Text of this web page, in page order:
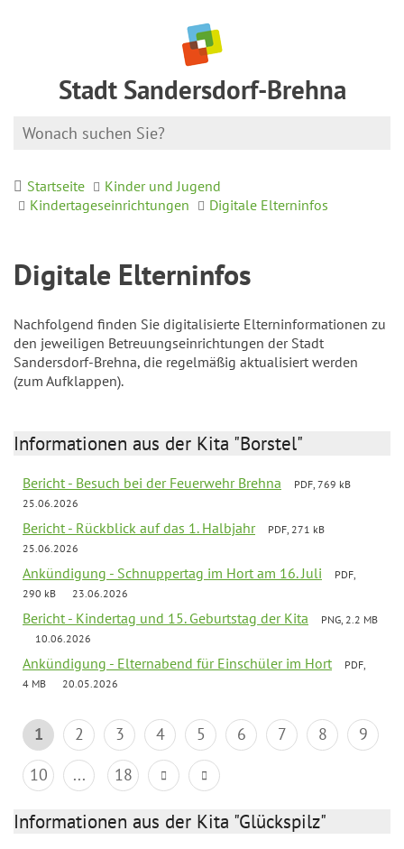
Stadt Sandersdorf-Brehna
Startseite
Kinder und Jugend
Kindertageseinrichtungen
Digitale Elterninfos
Digitale Elterninfos
Nachfolgend finden Sie digitalisierte Elterninformationen zu
den jeweiligen Betreuungseinrichtungen der Stadt
Sandersdorf-Brehna, die regelmäßig aktualisiert werden
(zum Aufklappen).
Informationen aus der Kita "Borstel"
Bericht - Besuch bei der Feuerwehr Brehna
PDF, 769 kB
25.06.2026
Bericht - Rückblick auf das 1. Halbjahr
PDF, 271 kB
25.06.2026
Ankündigung - Schnuppertag im Hort am 16. Juli
PDF,
290 kB
23.06.2026
Bericht - Kindertag und 15. Geburtstag der Kita
PNG, 2.2 MB
10.06.2026
Ankündigung - Elternabend für Einschüler im Hort
PDF,
4 MB
20.05.2026
1 2 3 4 5 6 7 8
9
10
... 18
Informationen aus der Kita "Glückspilz"